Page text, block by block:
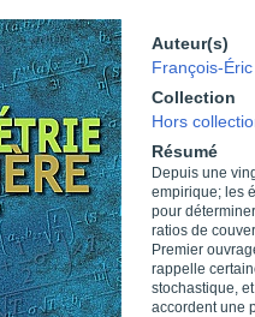
Auteur(s)
François-
Collection
Hors
Résumé
Depuis une
empirique; les
pour
ratios de
Premier
rappelle
stochastique,
accordent une